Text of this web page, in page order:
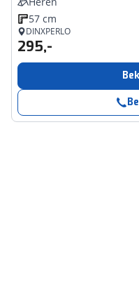
57 cm
DINXPERLO
295,-